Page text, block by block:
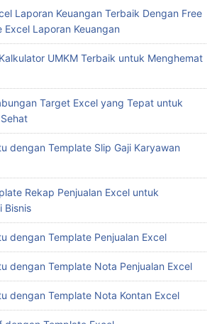
Laporan Keuangan Terbaik Dengan Free
Excel Laporan Keuangan
UMKM Terbaik untuk Menghemat
Target Excel yang Tepat untuk
dengan Template Slip Gaji Karyawan
Rekap Penjualan Excel untuk
Bisnis
dengan Template Penjualan Excel
dengan Template Nota Penjualan Excel
dengan Template Nota Kontan Excel